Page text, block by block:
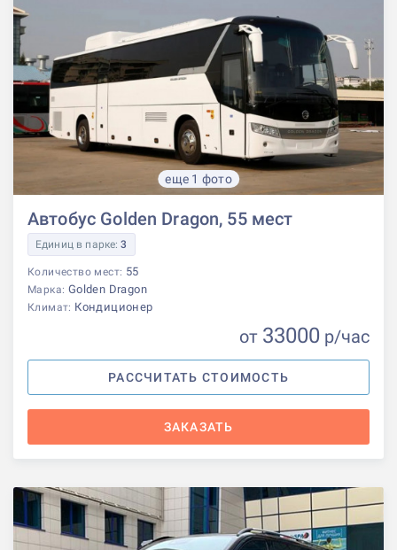
еще 1 фото
Автобус Golden Dragon, 55 мест
Единиц в парке:3
Количество мест: 55
Марка: Golden Dragon
Климат: Кондиционер
от 33000 р/час
РАССЧИТАТЬ СТОИМОСТЬ
ЗАКАЗАТЬ